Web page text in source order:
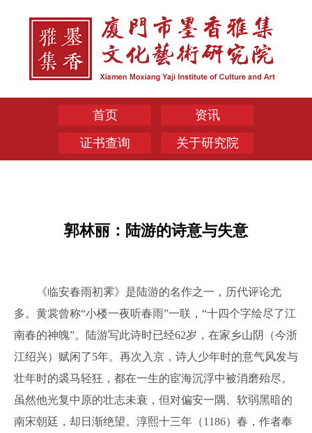
首页
资讯
证书查询
关于研究院
郭林丽：陆游的诗意与失意
《临安春雨初霁》是陆游的名作之一，历代评论尤
多。黄裳曾称“小楼一夜听春雨”一联，“十四个字绘尽了江
南春的神魄”。陆游写此诗时已经62岁，在家乡山阴（今浙
江绍兴）赋闲了5年。再次入京，诗人少年时的意气风发与
壮年时的裘马轻狂，都在一生的宦海沉浮中被消磨殆尽。
虽然他光复中原的壮志未衰，但对偏安一隅、软弱黑暗的
南宋朝廷，却日渐绝望。淳熙十三年（1186）春，作者奉